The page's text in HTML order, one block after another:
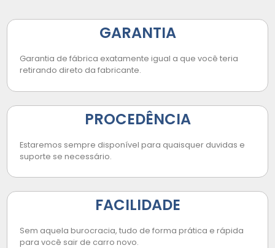
GARANTIA
Garantia de fábrica exatamente igual a que você teria
retirando direto da fabricante.
PROCEDÊNCIA
Estaremos sempre disponível para quaisquer duvidas e
suporte se necessário.
FACILIDADE
Sem aquela burocracia, tudo de forma prática e rápida
para você sair de carro novo.